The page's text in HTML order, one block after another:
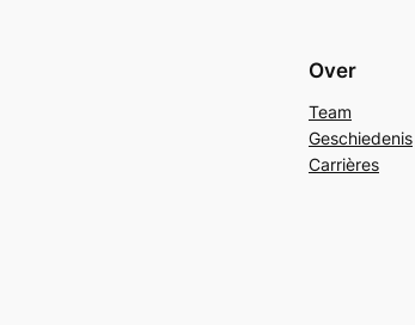
Over
Team
Geschiedenis
Carrières